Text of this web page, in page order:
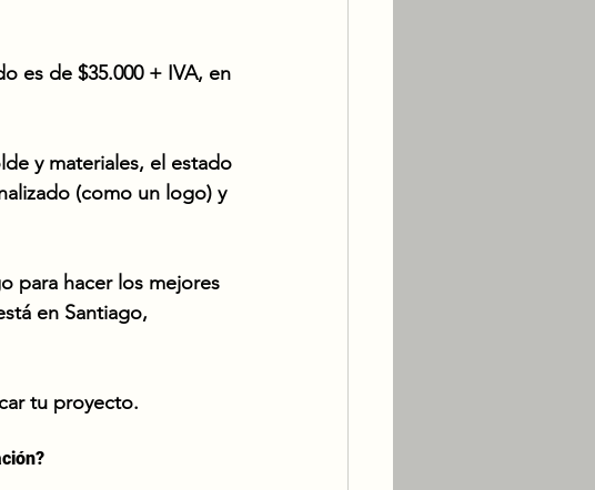
es de $35.000 + IVA, en
y materiales, el estado
(como un logo) y
para hacer los mejores
en Santiago,
tu proyecto.